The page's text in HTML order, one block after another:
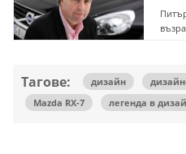
Тагове: дизайн
Mazda RX-7
легенда в